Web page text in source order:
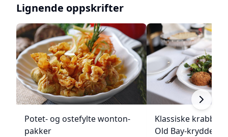
Lignende oppskrifter
Potet- og ostefylte wonton-
pakker
Klassiske
Old Bay-krydder